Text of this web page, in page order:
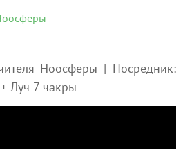
Ноосферы | Посредник:
Луч 7 чакры